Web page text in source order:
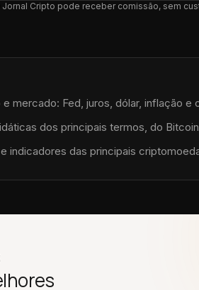
Cripto pode receber comissão, sem
mercado: Fed, juros, dólar, inflação e
dos principais termos, do
indicadores das principais